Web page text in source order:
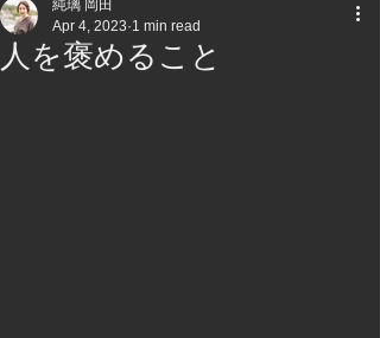
人を褒めること
純璃 岡田
Apr 4, 2023 1 min read